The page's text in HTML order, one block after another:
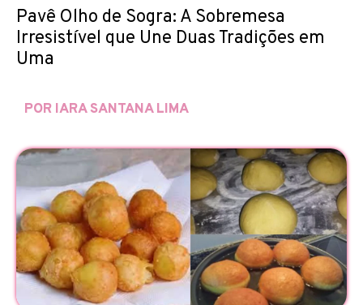
Pavê Olho de Sogra: A Sobremesa
Irresistível que Une Duas Tradições em
Uma
POR IARA SANTANA LIMA